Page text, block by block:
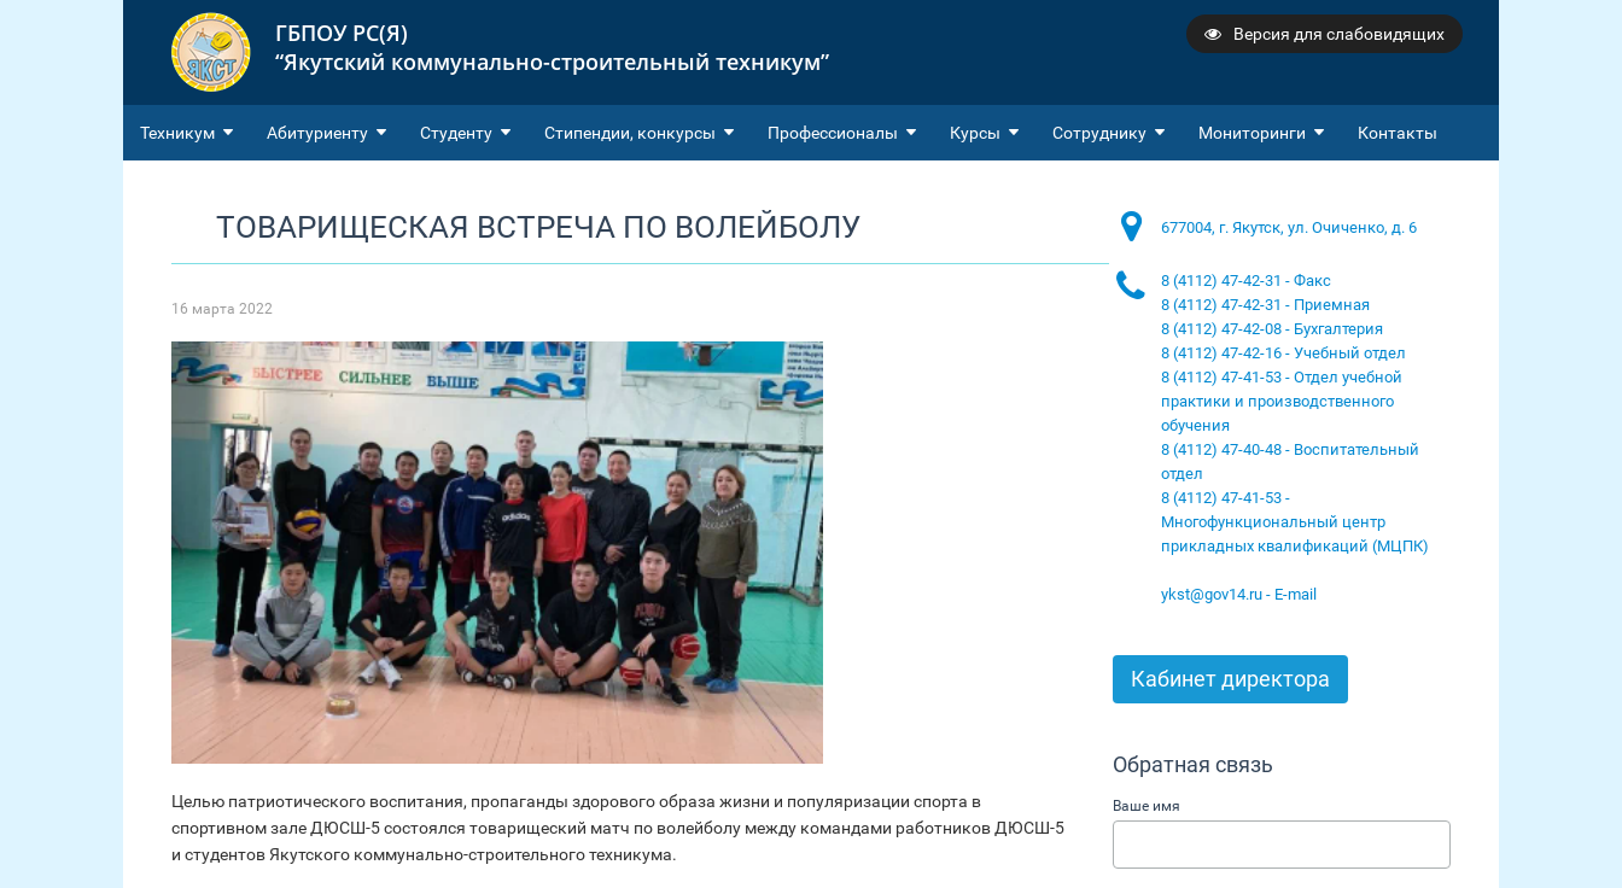
ГБПОУ РС(Я)
“Якутский коммунально-строительный техникум”
Версия для слабовидящих
Техникум Абитуриенту Студенту Cтипендии, конкурсы Профессионалы Курсы Сотруднику Мониторинги Контакты
ТОВАРИЩЕСКАЯ ВСТРЕЧА ПО ВОЛЕЙБОЛУ
16 марта 2022
Целью патриотического воспитания, пропаганды здорового образа жизни и популяризации спорта в
спортивном зале ДЮСШ-5 состоялся товарищеский матч по волейболу между командами работников ДЮСШ-5
и студентов Якутского коммунально-строительного техникума.
677004, г. Якутск, ул. Очиченко, д. 6
8 (4112) 47-42-31 - Факс
8 (4112) 47-42-31 - Приемная
8 (4112) 47-42-08 - Бухгалтерия
8 (4112) 47-42-16 - Учебный отдел
8 (4112) 47-41-53 - Отдел учебной
практики и производственного
обучения
8 (4112) 47-40-48 - Воспитательный
отдел
8 (4112) 47-41-53 -
Многофункциональный центр
прикладных квалификаций (МЦПК)
ykst@gov14.ru - E-mail
Кабинет директора
Обратная связь
Ваше имя